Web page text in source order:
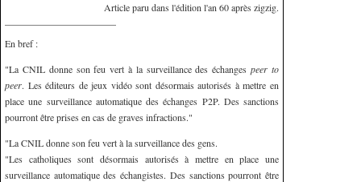
Article paru dans l'édition l'an 60 après zigzig.
En bref :
"La CNIL donne son feu vert à la surveillance des échangespeer to
peer. Les éditeurs de jeux vidéo sont désormais autorisés à mettre en
place une surveillance automatique des échanges P2P. Des sanctions
pourront être prises en cas de graves infractions."
"La CNIL donne son feu vert à la surveillance des gens.
"Les catholiques sont désormais autorisés à mettre en place une
surveillance automatique des échangistes. Des sanctions pourront être